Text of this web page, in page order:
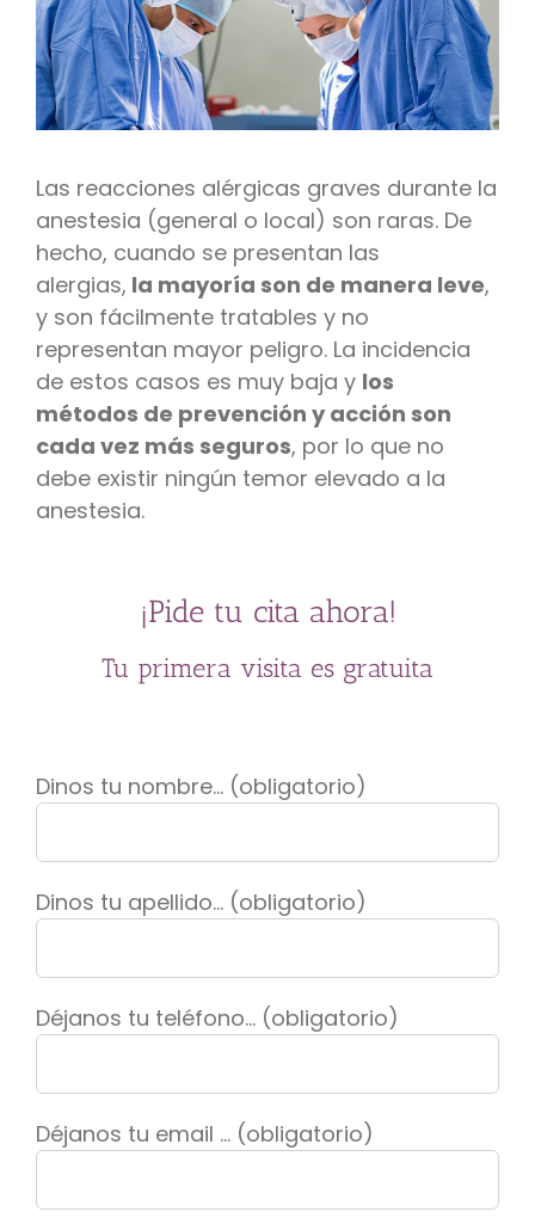
Las reacciones alérgicas graves durante la
anestesia (general o local) son raras. De
hecho, cuando se presentan las
alergias, la mayoría son de manera leve,
y son fácilmente tratables y no
representan mayor peligro. La incidencia
de estos casos es muy baja y los
métodos de prevención y acción son
cada vez más seguros, por lo que no
debe existir ningún temor elevado a la
anestesia.
¡Pide tu cita ahora!
Tu primera visita es gratuita
Dinos tu nombre... (obligatorio)
Dinos tu apellido... (obligatorio)
Déjanos tu teléfono... (obligatorio)
Déjanos tu email ... (obligatorio)